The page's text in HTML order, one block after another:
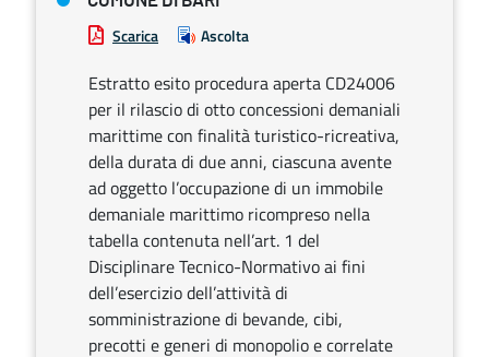
Scarica Ascolta
Estratto esito procedura aperta CD24006
per il rilascio di otto concessioni demaniali
marittime con finalità turistico-ricreativa,
della durata di due anni, ciascuna avente
ad oggetto l’occupazione di un immobile
demaniale marittimo ricompreso nella
tabella contenuta nell’art. 1 del
Disciplinare Tecnico-Normativo ai fini
dell’esercizio dell’attività di
somministrazione di bevande, cibi,
precotti e generi di monopolio e correlate